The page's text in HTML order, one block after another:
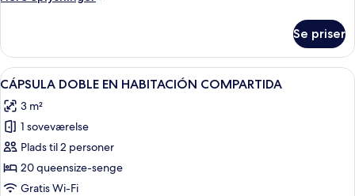
COMPARTIDA
INDIVIDUAL
EN
HABITACIÓN
Se priser
Indlæs
alle
billeder
af
CÁPSULA
DOBLE
EN
Et moderne værelse med køjeseng i
13
CÁPSULA DOBLE EN HABITACIÓN COMPARTIDA
3 m²
1 soveværelse
Plads til 2 personer
20 queensize-senge
Gratis Wi-Fi